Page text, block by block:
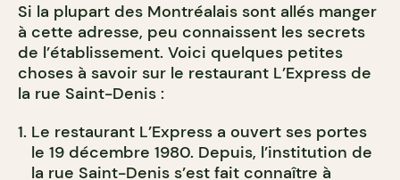
Si la plupart des Montréalais sont allés manger
à cette adresse, peu connaissent les secrets
de l’établissement. Voici quelques petites
choses à savoir sur le restaurant L’Express de
la rue Saint-Denis :
Le restaurant L’Express a ouvert ses portes
le 19 décembre 1980. Depuis, l’institution de
la rue Saint-Denis s’est fait connaître à